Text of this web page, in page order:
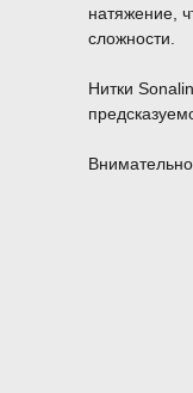
натяжение,
сложности.
Нитки